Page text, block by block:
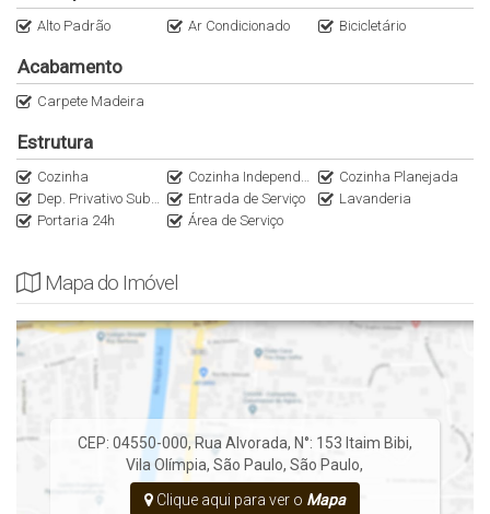
1 Min da Avenida Bandeirantes
2 Min do Google
2 Min do Pobre Juan
3 Min da McLaren São Paulo
5 Min do Shopping Iguatemi
5 Min do Pão de Açúcar Clodomiro
6 Min Paros Bar e Restaurante
7 Min do Parque do Povo
7 Min do Ruella Bistrô
8 Min do JK Iguatemi
10 Min Parque do Ibirapuera
Para mais informações, contate-nos.
Apartamentos Alto Padrão.
Preço e disponibilidade do imóvel sujeitos a alteração sem aviso
Alto Padrão Ar Condicionado Bicicletário
Acabamento
Carpete Madeira
Estrutura
Cozinha Cozinha Independente
Cozinha Planejada
Dep. Privativo Subsolo
Entrada de Serviço
Lavanderia
Portaria 24h
Área de Serviço
Mapa do Imóvel
CEP: 04550-000, Rua Alvorada, N°: 153 Itaim Bibi,
Vila Olímpia,São Paulo,São Paulo,
Clique aqui para ver o Mapa